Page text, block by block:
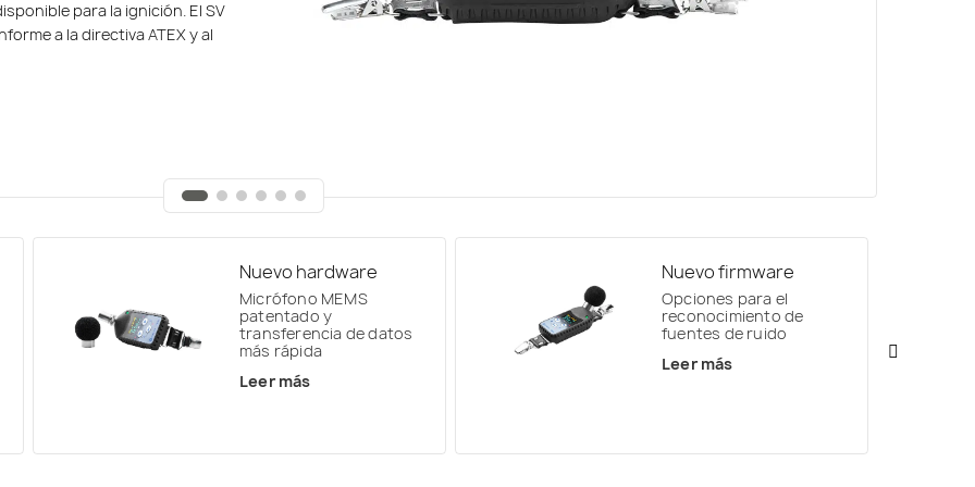
para la ignición. El SV
a la directiva ATEX y al
completamente
de audio se sincroniza con
reproducirse en un software
temporal de resultados
simultáneos se guarda
los resultados de
Nuevo hardware
Micrófono MEMS
patentado y
transferencia de datos
más rápida
Leer más
Nuevo firmware
Opciones para el
reconocimiento de
fuentes de ruido
Leer más